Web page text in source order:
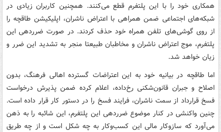
همکاری خود را با این پلتفرم قطع می‌کنند. همچنین کاربران زیادی در
شبکه‌های اجتماعی ضمن همراهی با اعتراض ناشران، اپلیکیشن طاقچه را
از روی گوشی‌های تلفن همراه خود حذف کردند. در صورت ضرردهی این
پلتفرم، موج اعتراض ناشران و مخاطبان طبیعتا منجر به تشدید این ضرر و
زیان خواهد شد.
اما طاقچه در بیانیه خود به این اعتراضات گسترده اهالی فرهنگ، بدون
اصلاح و جبران قانون‌شکنی رخ‌داده، اعلام کرده ضمن پذیرش درخواست
فسخ قرارداد از سمت ناشران، فرایند فسخ را در دستور کار قرار داده است.
چنین واکنشی در کنار موضوع ضرردهی این پلتفرم، این شائبه را به ذهن
می‌آورد که سازوکار مالی این کسب‌وکار به چه شکل است و از چه طریق